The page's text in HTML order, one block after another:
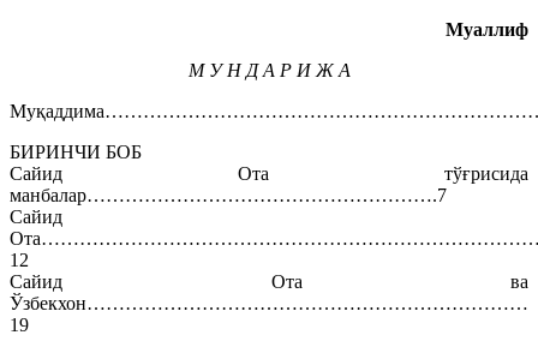
Муаллиф
М У Н Д А Р И Ж А
БИРИНЧИ БОБ
Сайид Ота тўғрисида
манбалар……………………………………………….7
Сайид
12
Сайид Ота ва
Ўзбекхон……………………………………………………………
19